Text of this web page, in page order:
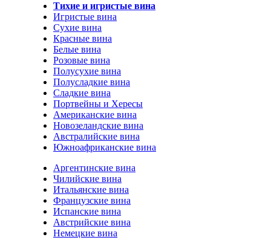
Тихие и игристые вина
Игристые вина
Сухие вина
Красные вина
Белые вина
Розовые вина
Полусухие вина
Полусладкие вина
Сладкие вина
Портвейны и Хересы
Американские вина
Новозеландские вина
Австралийские вина
Южноафриканские вина
Аргентинские вина
Чилийские вина
Итальянские вина
Французские вина
Испанские вина
Австрийские вина
Немецкие вина